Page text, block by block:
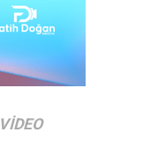
VIDEO